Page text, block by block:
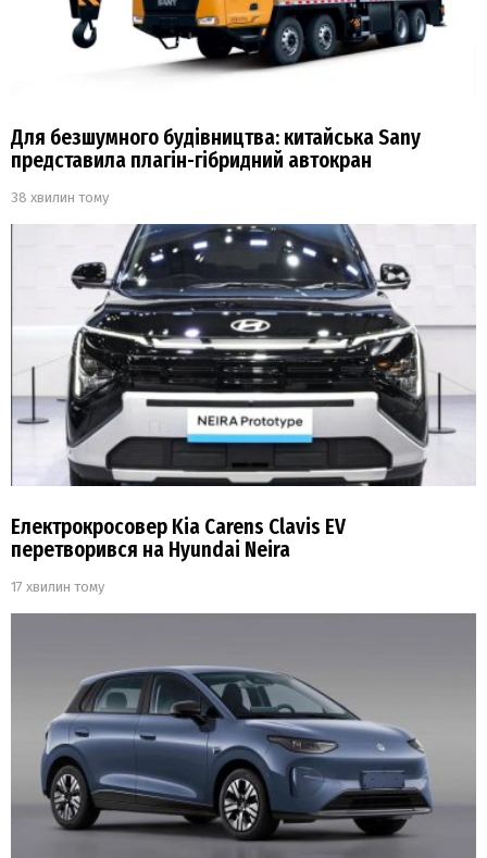
Для безшумного будівництва: китайська Sany
представила плагін-гібридний автокран
38 хвилин тому
Електрокросовер Kia Carens Clavis EV
перетворився на Hyundai Neira
17 хвилин тому